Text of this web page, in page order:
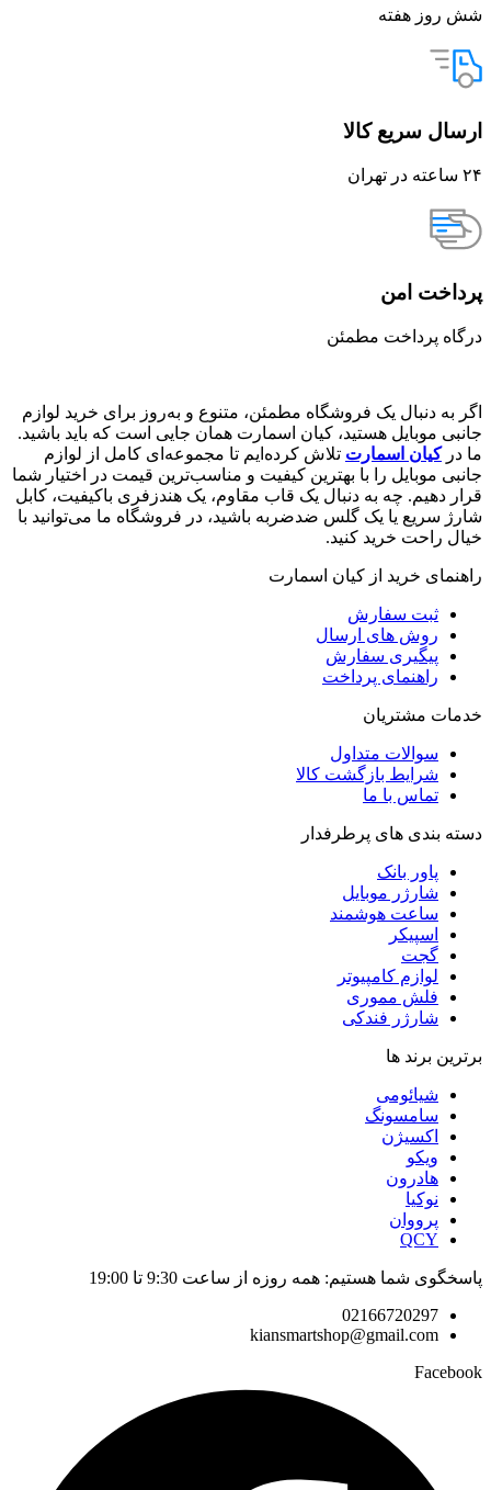
شش روز هفته
ارسال سریع کالا
۲۴ ساعته در تهران
پرداخت امن
درگاه پرداخت مطمئن
اگر به دنبال یک فروشگاه مطمئن، متنوع و به‌روز برای خرید لوازم
جانبی موبایل هستید، کیان اسمارت همان جایی است که باید باشید.
ما درکیان اسمارت تلاش کرده‌ایم تا مجموعه‌ای کامل از لوازم
جانبی موبایل را با بهترین کیفیت و مناسب‌ترین قیمت در اختیار شما
قرار دهیم. چه به دنبال یک قاب مقاوم، یک هندزفری باکیفیت، کابل
شارژ سریع یا یک گلس ضدضربه باشید، در فروشگاه ما می‌توانید با
خیال راحت خرید کنید.
راهنمای خرید از کیان اسمارت
ثبت سفارش
روش‌ های ارسال
پیگیری سفارش
راهنمای پرداخت
خدمات مشتریان
سوالات متداول
شرایط بازگشت کالا
تماس با ما
دسته بندی های پرطرفدار
پاور بانک
شارژر موبایل
ساعت هوشمند
اسپیکر
گجت
لوازم کامپیوتر
فلش مموری
شارژر فندکی
برترین برند ها
شیائومی
سامسونگ
اکسیژن
ویکو
هادرون
نوکیا
پرووان
QCY
پاسخگوی شما هستیم: همه روزه از ساعت 9:30 تا 19:00
02166720297
kiansmartshop@gmail.com
Facebook